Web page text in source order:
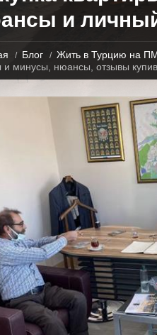
и
Блог Жить в Турцию на
и минусы, нюансы, отзывы